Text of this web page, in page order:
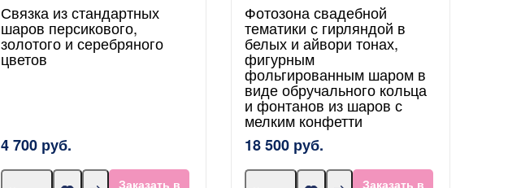
Связка из стандартных
шаров персикового,
золотого и серебряного
цветов
4 700 руб.
Заказать в
Фотозона свадебной
тематики с гирляндой в
белых и айвори тонах,
фигурным
фольгированным шаром в
виде обручального кольца
и фонтанов из шаров с
мелким конфетти
18 500 руб.
Заказать в